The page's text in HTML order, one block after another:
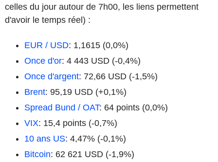
celles du jour autour de 7h00, les liens permettent
d'avoir le temps réel) :
EUR / USD: 1,1615 (0,0%)
Once d'or: 4 443 USD (-0,4%)
Once d'argent: 72,66 USD (-1,5%)
Brent: 95,19 USD (+0,1%)
Spread Bund / OAT: 64 points (0,0%)
VIX: 15,4 points (-0,7%)
10 ans US: 4,47% (-0,1%)
Bitcoin: 62 621 USD (-1,9%)